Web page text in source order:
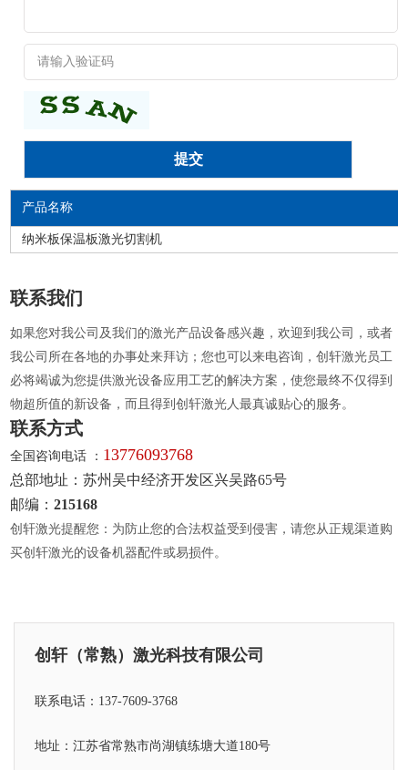
产品名称
纳米板保温板激光切割机
联系我们
如果您对我公司及我们的激光产品设备感兴趣，欢迎到我公司，或者
我公司所在各地的办事处来拜访；您也可以来电咨询，创轩激光员工
必将竭诚为您提供激光设备应用工艺的解决方案，使您最终不仅得到
物超所值的新设备，而且得到创轩激光人最真诚贴心的服务。
联系方式
全国咨询电话 ： 13776093768
总部地址：苏州吴中经济开发区兴吴路65号
邮编：215168
创轩激光提醒您：为防止您的合法权益受到侵害，请您从正规渠道购
买创轩激光的设备机器配件或易损件。
创轩（常熟）激光科技有限公司
联系电话：137-7609-3768
地址：江苏省常熟市尚湖镇练塘大道180号